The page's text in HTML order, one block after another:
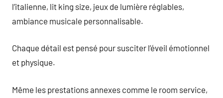
l’italienne, lit king size, jeux de lumière réglables,
ambiance musicale personnalisable.
Chaque détail est pensé pour susciter l’éveil émotionnel
et physique.
Même les prestations annexes comme le room service,